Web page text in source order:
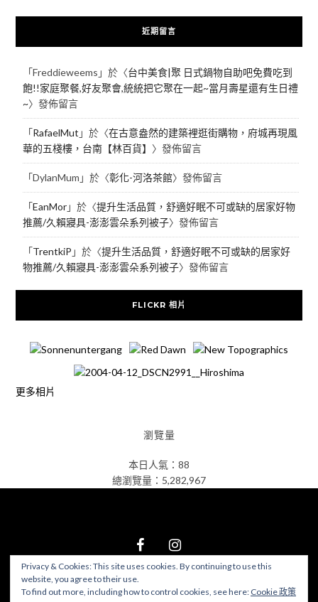
近期留言
「Freddieweems 」於〈台中美食|聚 日式鍋物自助吧免費吃到
飽!!家庭聚餐,好友聚會,統統把它聚在一起~當月壽星還有生日禮
~〉發佈留言
「RafaelMut 」於〈在古意盎然的建築裡逛街購物，府城再現風
華的五棧樓，台南【林百貨】 〉發佈留言
「DylanMum 」於〈彰化-河洛茶館〉發佈留言
「EanMor」於〈提升生活品質，舒適好眠不可或缺的居家好物
推薦/久賴寢具-澎澎雲朵系列被子〉發佈留言
「TrentkiP 」於〈提升生活品質，舒適好眠不可或缺的居家好
物推薦/久賴寢具-澎澎雲朵系列被子〉發佈留言
FLICKR 相片
更多相片
瀏覽量
本日人氣：88
總瀏覽量：5,282,967
© 2026 食在好遊趣 – Black Theme by ZThemes Studio
Privacy & Cookies: This site uses cookies. By continuing to use this
website, you agree to their use.
To find out more, including how to control cookies, see here: Cookie 政策